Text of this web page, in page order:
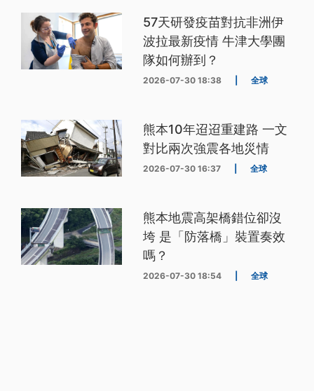
57天研發疫苗對抗非洲伊
波拉最新疫情 牛津大學團
隊如何辦到？
2026-07-30 18:38 全球
熊本10年迢迢重建路 一文
對比兩次強震各地災情
2026-07-30 16:37 全球
熊本地震高架橋錯位卻沒
垮 是「防落橋」裝置奏效
嗎？
2026-07-30 18:54 全球